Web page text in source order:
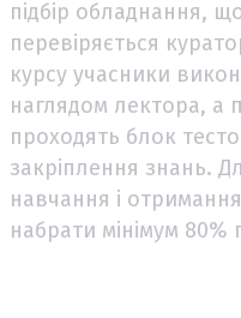
підбір обладнання,
перевіряється
курсу учасники
наглядом лектора, а
проходять блок
закріплення знань.
навчання і
набрати мінімум 80%